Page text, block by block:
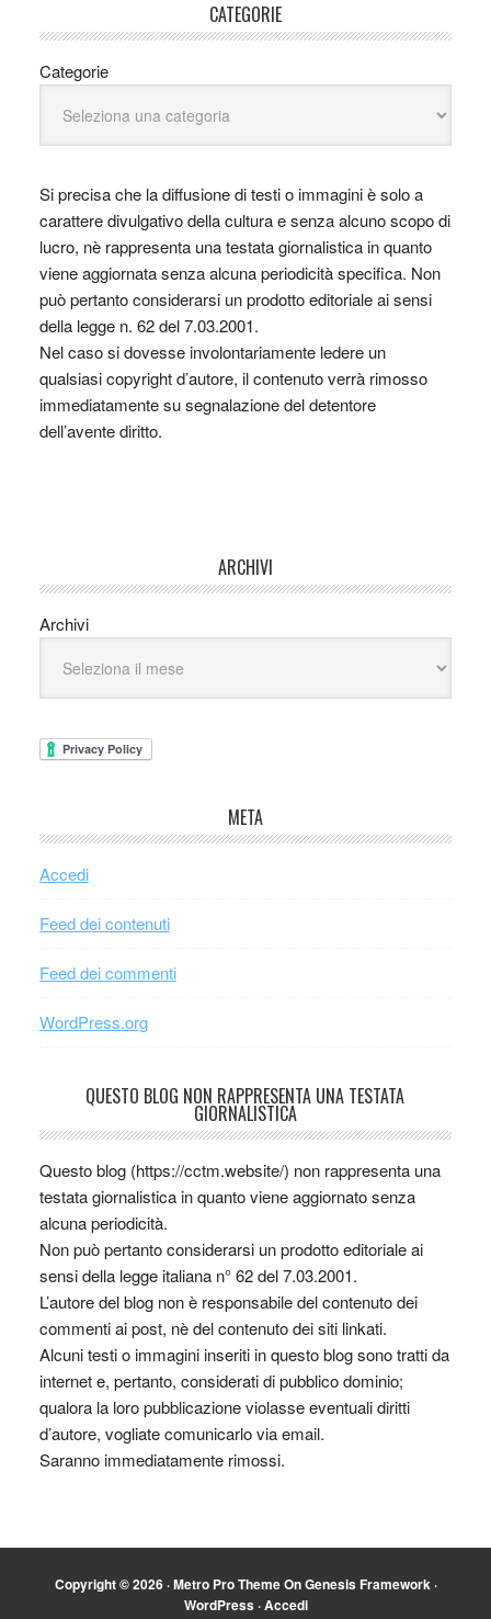
CATEGORIE
Categorie
Si precisa che la diffusione di testi o immagini è solo a
carattere divulgativo della cultura e senza alcuno scopo di
lucro, nè rappresenta una testata giornalistica in quanto
viene aggiornata senza alcuna periodicità specifica. Non
può pertanto considerarsi un prodotto editoriale ai sensi
della legge n. 62 del 7.03.2001.
Nel caso si dovesse involontariamente ledere un
qualsiasi copyright d’autore, il contenuto verrà rimosso
immediatamente su segnalazione del detentore
dell’avente diritto.
ARCHIVI
Archivi
META
Accedi
Feed dei contenuti
Feed dei commenti
WordPress.org
QUESTO BLOG NON RAPPRESENTA UNA TESTATA
GIORNALISTICA
Questo blog (https://cctm.website/) non rappresenta una
testata giornalistica in quanto viene aggiornato senza
alcuna periodicità.
Non può pertanto considerarsi un prodotto editoriale ai
sensi della legge italiana n° 62 del 7.03.2001.
L’autore del blog non è responsabile del contenuto dei
commenti ai post, nè del contenuto dei siti linkati.
Alcuni testi o immagini inseriti in questo blog sono tratti da
internet e, pertanto, considerati di pubblico dominio;
qualora la loro pubblicazione violasse eventuali diritti
d’autore, vogliate comunicarlo via email.
Saranno immediatamente rimossi.
Copyright © 2026 ·Metro Pro ThemeOnGenesis Framework·
WordPress·Accedi